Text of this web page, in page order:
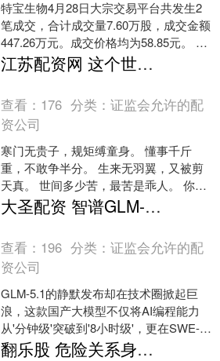
特宝生物4月28日大宗交易平台共发生2
笔成交，合计成交量7.60万股，成交金额
447.26万元。成交价格均为58.85元。 进
一步统计，近3个月内该股累计发生6....
江苏配资网 这个世界上混的最惨的孩子，就是父母没有家底，却有着严格的家教
查看： 176 分类：证监会允许的配
资公司
寒门无贵子，规矩缚童身。 懂事千斤
重，不敢争半分。 生来无羽翼，又被剪
天真。 世间多少苦，最苦是乖人。 你有
没有过这种时刻？ 明明是自己应得的奖
励，推让三次才敢....
大圣配资 智谱GLM-5.1登场，开源模型首超Opus4.6
查看： 196 分类：证监会允许的配
资公司
GLM-5.1的静默发布却在技术圈掀起巨
浪，这款国产大模型不仅将AI编程能力
从'分钟级'突破到'8小时级'，更在SWE-
Bench Pro等硬核榜单上首次超越G....
翻乐股 危险关系身份谜团：罗梁身份是假的，他爱上了姐姐，珊珊可能是姐姐的女儿